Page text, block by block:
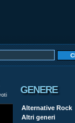
GENERE
Alternative Rock
Altri generi